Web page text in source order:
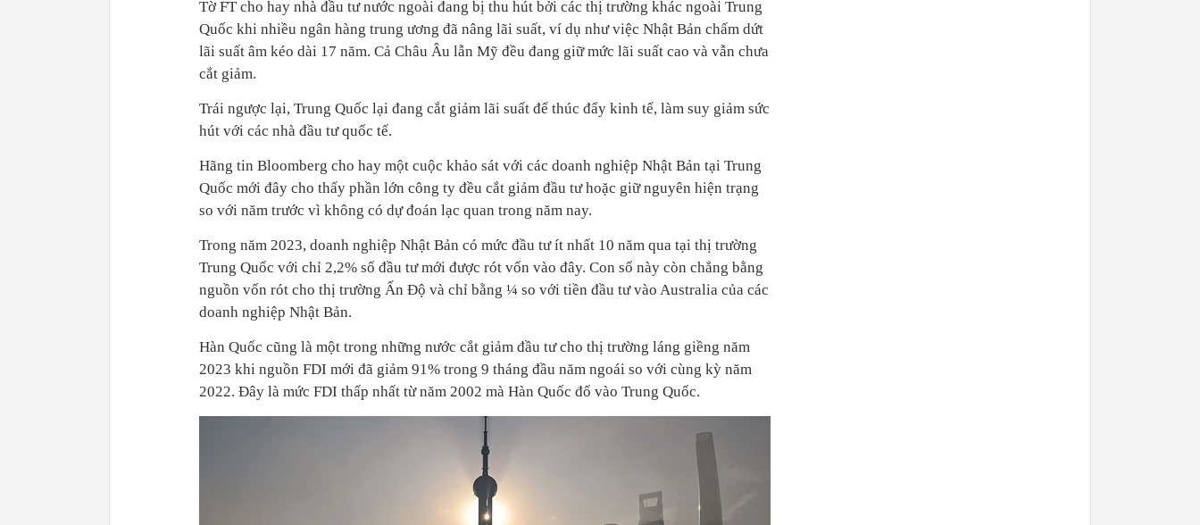
Tờ FT cho hay nhà đầu tư nước ngoài đang bị thu hút bởi các thị trường khác ngoài Trung
Quốc khi nhiều ngân hàng trung ương đã nâng lãi suất, ví dụ như việc Nhật Bản chấm dứt
lãi suất âm kéo dài 17 năm. Cả Châu Âu lẫn Mỹ đều đang giữ mức lãi suất cao và vẫn chưa
cắt giảm.
Trái ngược lại, Trung Quốc lại đang cắt giảm lãi suất để thúc đẩy kinh tế, làm suy giảm sức
hút với các nhà đầu tư quốc tế.
Hãng tin Bloomberg cho hay một cuộc khảo sát với các doanh nghiệp Nhật Bản tại Trung
Quốc mới đây cho thấy phần lớn công ty đều cắt giảm đầu tư hoặc giữ nguyên hiện trạng
so với năm trước vì không có dự đoán lạc quan trong năm nay.
Trong năm 2023, doanh nghiệp Nhật Bản có mức đầu tư ít nhất 10 năm qua tại thị trường
Trung Quốc với chỉ 2,2% số đầu tư mới được rót vốn vào đây. Con số này còn chẳng bằng
nguồn vốn rót cho thị trường Ấn Độ và chỉ bằng ¼ so với tiền đầu tư vào Australia của các
doanh nghiệp Nhật Bản.
Hàn Quốc cũng là một trong những nước cắt giảm đầu tư cho thị trường láng giềng năm
2023 khi nguồn FDI mới đã giảm 91% trong 9 tháng đầu năm ngoái so với cùng kỳ năm
2022. Đây là mức FDI thấp nhất từ năm 2002 mà Hàn Quốc đổ vào Trung Quốc.